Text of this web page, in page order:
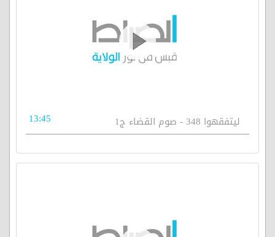
ليتفقهوا 348 - صوم القضاء ج1 13:45